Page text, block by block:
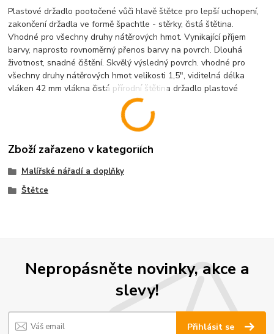
Plastové držadlo pootočené vůči hlavě štětce pro lepší uchopení,
zakončení držadla ve formě špachtle - stěrky, čistá štětina.
Vhodné pro všechny druhy nátěrových hmot. Vynikající příjem
barvy, naprosto rovnoměrný přenos barvy na povrch. Dlouhá
životnost, snadné čištění. Skvělý výsledný povrch. vhodné pro
všechny druhy nátěrových hmot velikosti 1,5", viditelná délka
vláken 42 mm vlákna čistá přírodní štětina držadlo plastové
Zboží zařazeno v kategoriích
Malířské nářadí a doplňky
Štětce
Nepropásněte novinky, akce a
slevy!
Přihlásit se